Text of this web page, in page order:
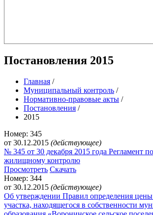
Постановления 2015
Главная /
Муниципальный контроль /
Нормативно-правовые акты /
Постановления /
2015
Номер: 345
от 30.12.2015 (действующее)
№ 345 от 30 декабря 2015 года Регламент
жилищному контролю
Просмотреть Скачать
Номер: 344
от 30.12.2015 (действующее)
Об утверждении Правил определения цены
участка, находящегося в собственности